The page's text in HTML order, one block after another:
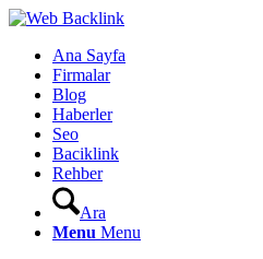
Ana Sayfa
Firmalar
Blog
Haberler
Seo
Baciklink
Rehber
Ara
Menu Menu